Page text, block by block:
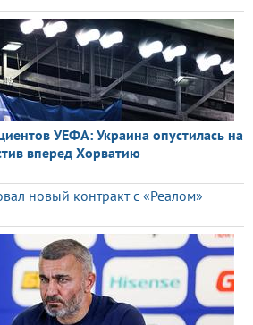
УЕФА: Украина опустилась на
вперед Хорватию
новый контракт с «Реалом»